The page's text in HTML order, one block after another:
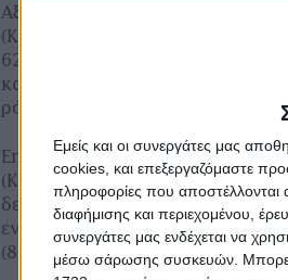
Εμείς και οι συνεργάτες μας
cookies, και επεξεργαζόμαστε
πληροφορίες που αποστέλλονται
διαφήμισης και περιεχομένου,
συνεργάτες μας ενδέχεται να
μέσω σάρωσης συσκευών.
Αξιοσημείωτη είναι η αύξηση
(ΚΣΟ 6307) κατά 329% σε 6,3
6210) κατά 412% σε 6,1 εκατ.
κατηγορίες προϊόντων
ρόμπες.
Επίσης, αύξηση σημείωσαν,
(ΚΣΟ 0302: 10,9% και ΚΣΟ 0304:
δεξαμενών από αλουμίνιο (12%)
ενέργειας (11,5%), φορτηγών
(82,9%).